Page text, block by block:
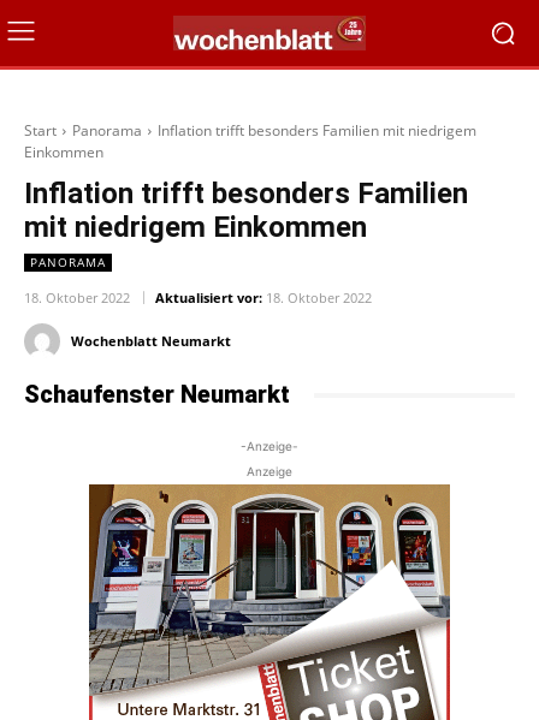
Start Panorama
Inflation trifft besonders Familien mit niedrigem
Einkommen
Inflation trifft besonders Familien
mit niedrigem Einkommen
PANORAMA
18. Oktober 2022 Aktualisiert vor: 18. Oktober 2022
Wochenblatt Neumarkt
Schaufenster Neumarkt
-Anzeige-
Anzeige